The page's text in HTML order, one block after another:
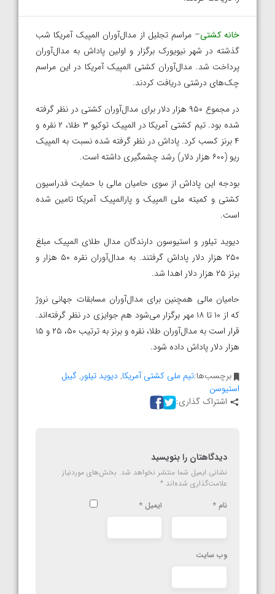
خانه کشتی– مراسم تجلیل از مدال‌آوران المپیک آمریکا شب
گذشته در شهر نیویورک برگزار و اولین پاداش به مدال‌آوران
پرداخت شد. مدال‌آوران کشتی المپیک آمریکا در این مراسم
چک‌های درشتی دریافت کردند.
در مجموع ۹۵۰ هزار دلار برای مدال‌آوران کشتی در نظر گرفته
شده بود. تیم کشتی آمریکا در المپیک توکیو ۳ طلا، ۲ نقره و
۴ برنز کسب کرد. پاداش در نظر گرفته شده نسبت به المپیک
ریو (۶۰۰ هزار دلار) رشد چشمگیری داشته است.
بودجه این پاداش از سوی حامیان مالی با حمایت فدراسیون
کشتی و کمیته ملی المپیک و پارالمپیک آمریکا تامین شده
است.
دیوید تیلور و استیوسون دارندگان مدال طلای المپیک مبلغ
۲۵۰ هزار دلار پاداش گرفتند. به مدال‌آوران نقره ۵۰ هزار و
برنز ۲۵ هزار دلار اهدا شد.
حامیان مالی همچنین برای مدال‌آوران مسابقات جهانی نروژ
که از ۱۰ تا ۱۸ مهر برگزار می‌شود هم جوایزی در نظر گرفته‌اند.
قرار است به مدال‌آوران طلا، نقره و برنز به ترتیب ۵۰، ۲۵ و ۱۵
هزار دلار پاداش داده شود.
برچسب‌ها:تیم ملی کشتی آمریکا, دیوید تیلور,گیبل
استیوسن
اشتراک گذاری:
دیدگاهتان را بنویسید
نشانی ایمیل شما منتشر نخواهد شد. بخش‌های موردنیاز
علامت‌گذاری شده‌اند *
نام * ایمیل *
وب‌ سایت